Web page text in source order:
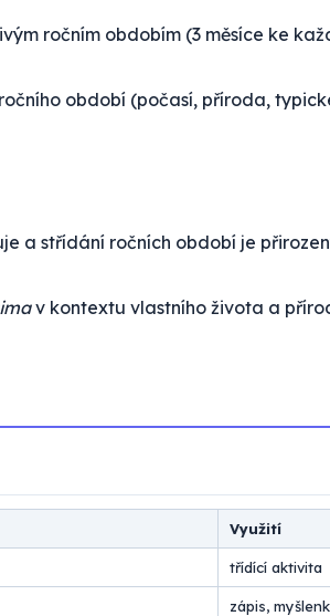
ročním obdobím (3 měsíce ke
období (počasí, příroda,
a střídání ročních období je
v kontextu vlastního života a
Využití
třídící aktivita
zápis,